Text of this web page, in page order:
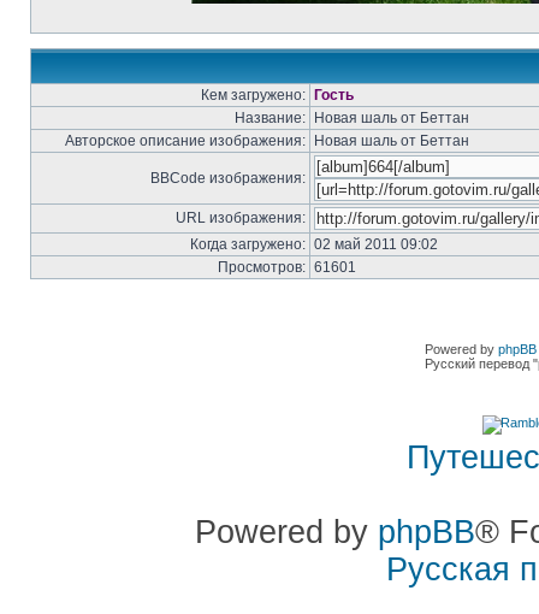
Кем загружено:
Гость
Название:
Новая шаль от Беттан
Авторское описание изображения:
Новая шаль от Беттан
BBCode изображения:
URL изображения:
Когда загружено: 02 май 2011 09:02
Просмотров: 61601
Powered by
Русский перевод
Powered by phpBB®
Русская